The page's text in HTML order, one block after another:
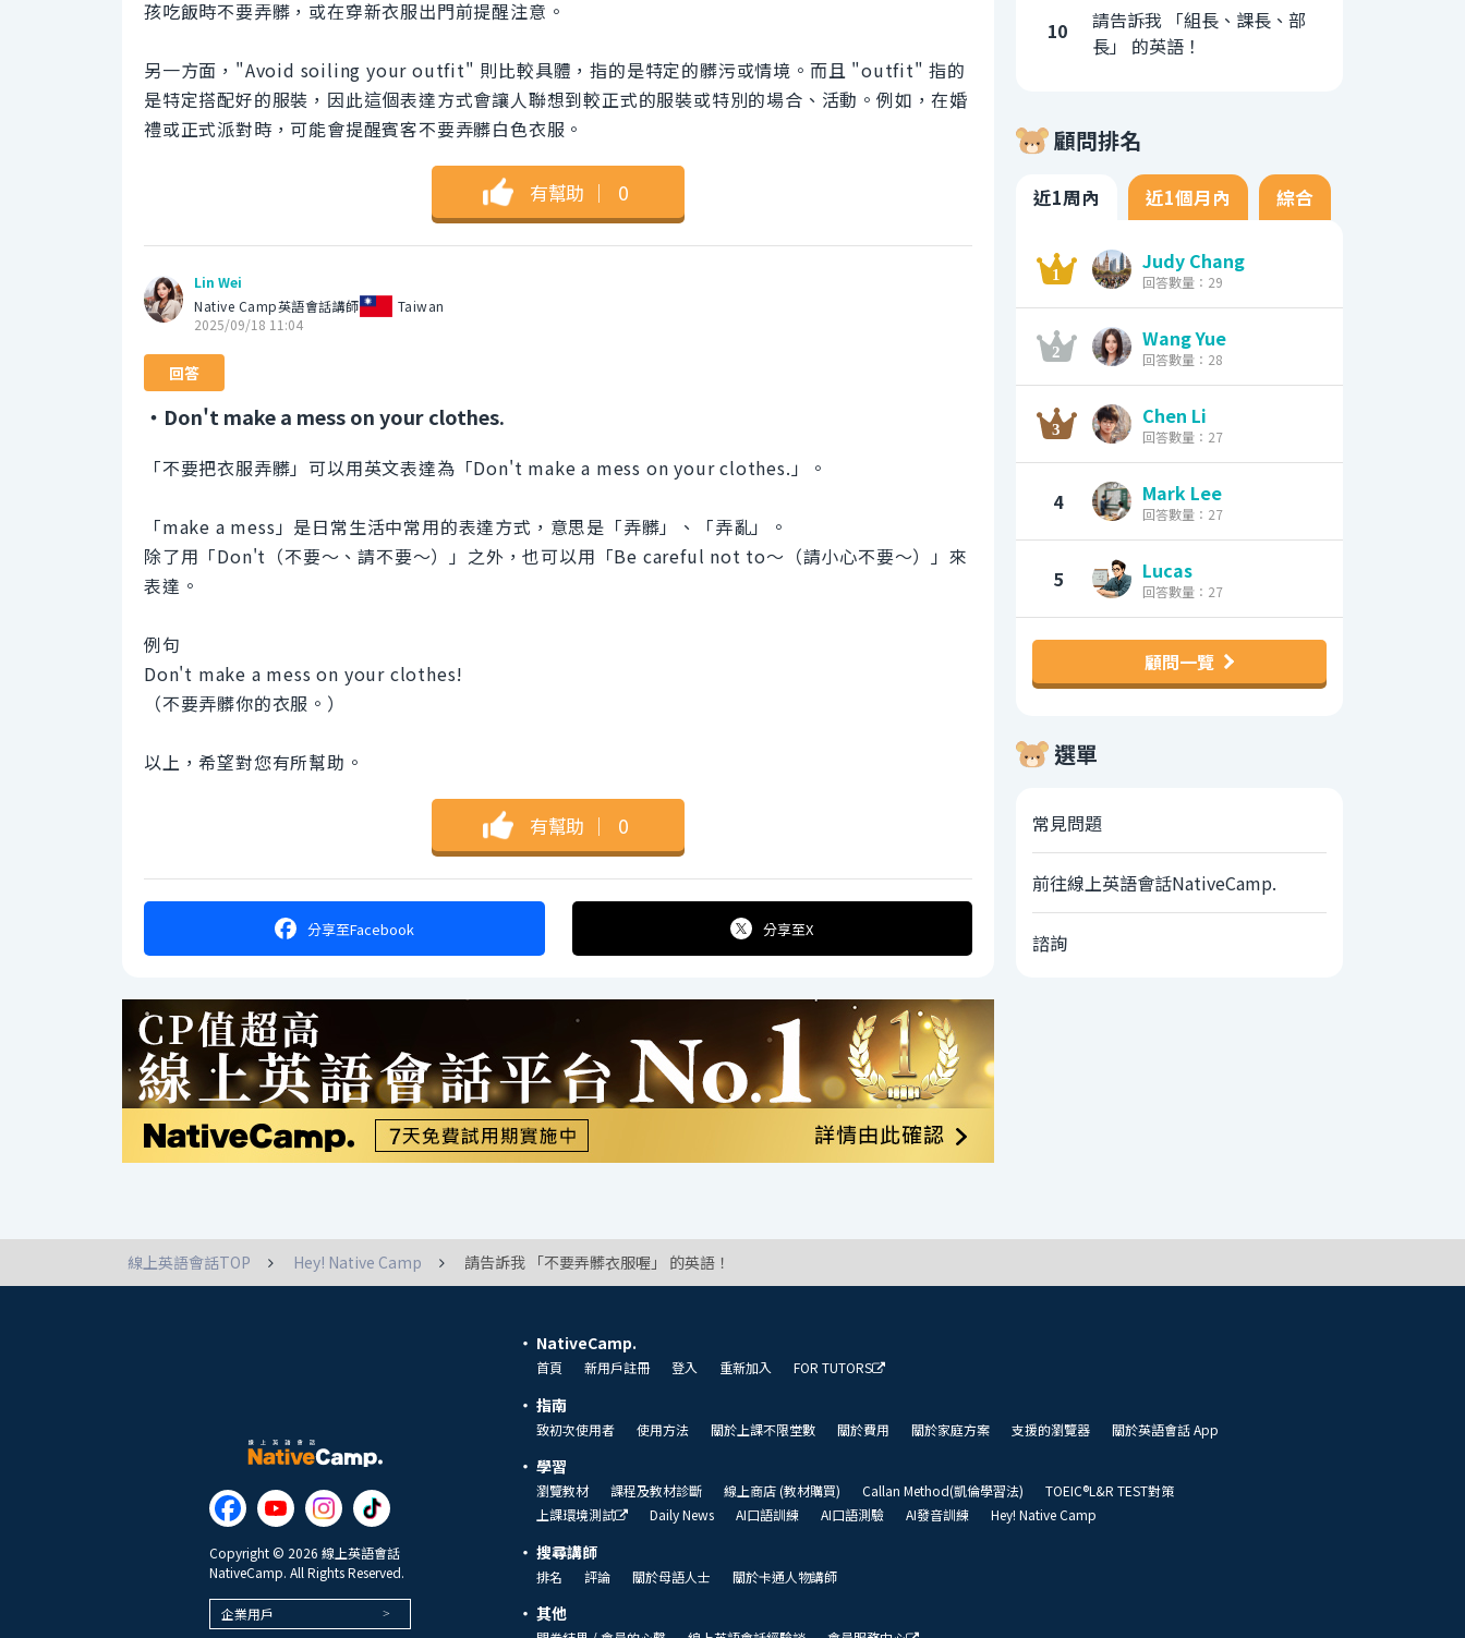
孩吃飯時不要弄髒，或在穿新衣服出門前提醒注意。
另一方面，"Avoid soiling your outfit" 則比較具體，指的是特定的髒污或情境。而且 "outfit" 指的
是特定搭配好的服裝，因此這個表達方式會讓人聯想到較正式的服裝或特別的場合、活動。例如，在婚
禮或正式派對時，可能會提醒賓客不要弄髒白色衣服。
有幫助 ｜ 0
Lin Wei
Native Camp英語會話講師
Taiwan
2025/09/18 11:04
回答
・Don't make a mess on your clothes.
「不要把衣服弄髒」可以用英文表達為「Don't make a mess on your clothes.」。
「make a mess」是日常生活中常用的表達方式，意思是「弄髒」、「弄亂」。
除了用「Don't（不要～、請不要～）」之外，也可以用「Be careful not to～（請小心不要～）」來
表達。
例句
Don't make a mess on your clothes!
（不要弄髒你的衣服。）
以上，希望對您有所幫助。
有幫助 ｜ 0
分享至Facebook 分享至X
10
請告訴我 「組長、課長、部
長」 的英語！
顧問排名
近1周內 近1個月內 綜合
Judy Chang
回答數量：29
Wang Yue
回答數量：28
Chen Li
回答數量：27
4 Mark Lee
回答數量：27
5 Lucas
回答數量：27
顧問一覽
選單
常見問題
前往線上英語會話NativeCamp.
諮詢
線上英語會話TOP Hey! Native Camp 請告訴我 「不要弄髒衣服喔」 的英語！
Copyright © 2026 線上英語會話
NativeCamp. All Rights Reserved.
企業用戶
NativeCamp.
首頁 新用戶註冊 登入 重新加入 FOR TUTORS
指南
致初次使用者 使用方法 關於上課不限堂數 關於費用 關於家庭方案 支援的瀏覽器 關於英語會話 App
學習
瀏覽教材 課程及教材診斷 線上商店 (教材購買) Callan Method(凱倫學習法)
TOEIC®L&R TEST對策
上課環境測試
Daily News AI口語訓練 AI口語測驗 AI發音訓練 Hey! Native Camp
搜尋講師
排名 評論 關於母語人士 關於卡通人物講師
其他